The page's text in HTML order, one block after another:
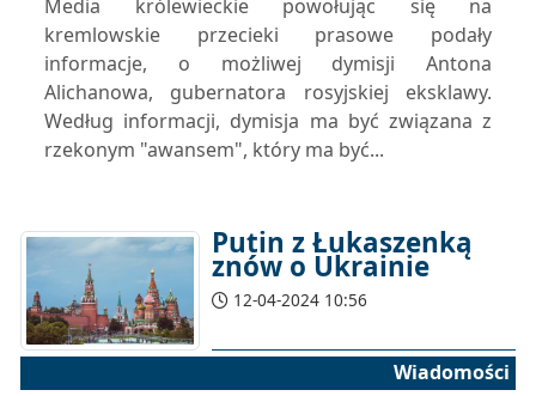
Media królewieckie powołując się na
kremlowskie przecieki prasowe podały
informacje, o możliwej dymisji Antona
Alichanowa, gubernatora rosyjskiej eksklawy.
Według informacji, dymisja ma być związana z
rzekonym "awansem", który ma być...
Putin z Łukaszenką
znów o Ukrainie
12-04-2024 10:56
Wiadomości